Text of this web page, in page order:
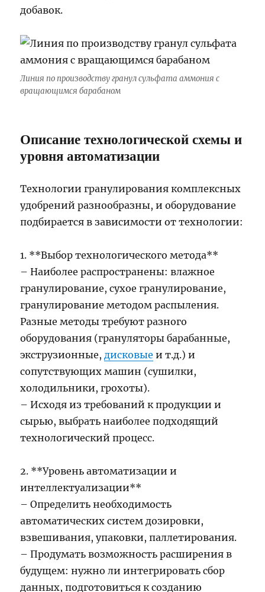
добавок.
Линия по производству гранул сульфата аммония с
вращающимся барабаном
Описание технологической схемы и
уровня автоматизации
Технологии гранулирования комплексных
удобрений разнообразны, и оборудование
подбирается в зависимости от технологии:
1. **Выбор технологического метода**
– Наиболее распространены: влажное
гранулирование, сухое гранулирование,
гранулирование методом распыления.
Разные методы требуют разного
оборудования (грануляторы барабанные,
экструзионные, дисковые и т.д.) и
сопутствующих машин (сушилки,
холодильники, грохоты).
– Исходя из требований к продукции и
сырью, выбрать наиболее подходящий
технологический процесс.
2. **Уровень автоматизации и
интеллектуализации**
– Определить необходимость
автоматических систем дозировки,
взвешивания, упаковки, паллетирования.
– Продумать возможность расширения в
будущем: нужно ли интегрировать сбор
данных, подготовиться к созданию